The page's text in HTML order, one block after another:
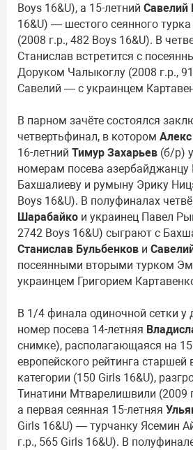
Boys 16&U), а 15-летний Савелий
16&U) — шестого сеянного
(2008 г.р., 482 Boys 16&U). В
Станислав встретится с
Доруком Чалыкоглу (2008 г.р.,
Савелий — с украинцем
В парном зачёте состоялся
четвертьфинал, в котором
16-летний Тимур Захарьев (б/р)
номерам посева азербайджанцу
Бахшалиеву и румыну Эрику
Boys 16&U). В полуфиналах
Шарабайко и украинец Павел
2742 Boys 16&U) сыграют с
Станислав Бульбенков и
посеянными вторыми турком
украинцем Григорием
В 1/4 финала одиночной сетки у
номер посева 14-летняя
снимке), располагающаяся на
европейского рейтинга старшей
категории (150 Girls 16&U),
Тинатини Мтварелишвили (2009
а первая сеянная 15-летняя
Girls 16&U) — турчанку Ясемин
г.р., 565 Girls 16&U). В